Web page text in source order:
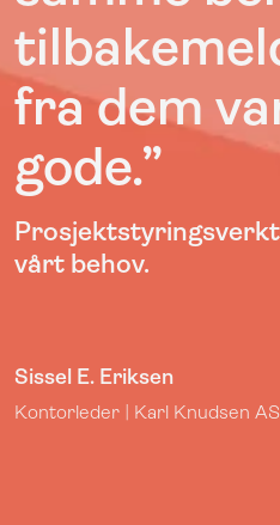
fra dem
gode.”
vårt behov.
Sissel E. Eriksen
Kontorleder | Karl Knudsen AS